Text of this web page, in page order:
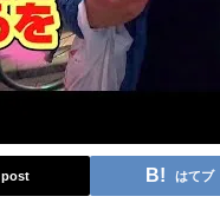
post はてブ